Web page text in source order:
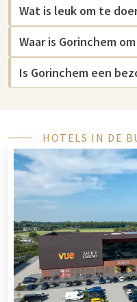
Loevestein,of beleef een
bij Avonturenboerderij
naar het Caribabad in
Ook zijn er unieke plekken
interactieve wijze onze
Vuren, waar cultuur en
Hotel in
In Gorinchem vindt u een
prijsklassen. Van
centrum tot moderne
stad. Er zijn opties voor
Wat is leuk om te
Waar is Gorinchem
Is Gorinchem een
HOTELS IN DE